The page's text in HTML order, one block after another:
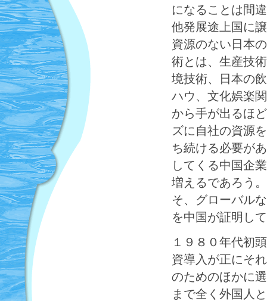
になることは間
他発展途上国に
資源のない日本
術とは、生産技
境技術、日本の
ハウ、文化娯楽
から手が出るほ
ズに自社の資源
ち続ける必要が
してくる中国企
増えるであろう
そ、グローバル
を中国が証明し
１９８０年代初
資導入が正にそ
のためのほかに
まで全く外国人